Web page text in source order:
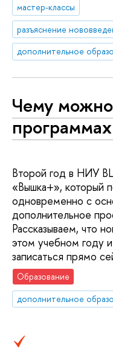
мастер-классы
разъяснение
дополнительное
Чему можно
Второй год в НИУ
«Вышка+», который
одновременно с
дополнительное
Рассказываем, что
этом учебном году
записаться прямо
Образование
дополнительное